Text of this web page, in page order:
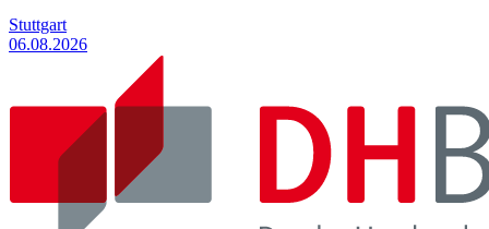
Stuttgart
06.08.2026